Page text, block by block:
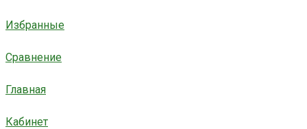
Избранные
Сравнение
Главная
Кабинет